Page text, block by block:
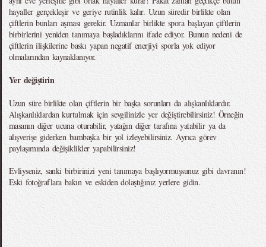
hayaller gerçekleşir ve geriye rutinlik kalır. Uzun süredir birlikte olan
çiftlerin bunları aşması gerekir. Uzmanlar birlikte spora başlayan çiftlerin
birbirlerini yeniden tanımaya başladıklarını ifade ediyor. Bunun nedeni de
çiftlerin ilişkilerine baskı yapan negatif enerjiyi sporla yok ediyor
olmalarından kaynaklanıyor.
Yer değiştirin
Uzun süre birlikte olan çiftlerin bir başka sorunları da alışkanlıklardır.
Alışkanlıklardan kurtulmak için sevgilinizle yer değiştirebilirsiniz! Örneğin
masanın diğer ucuna oturabilir, yatağın diğer tarafına yatabilir ya da
alışverişe giderken bambaşka bir yol izleyebilirsiniz. Ayrıca görev
paylaşımında değişiklikler yapabilirsiniz!
Evliyseniz, sanki birbirinizi yeni tanımaya başlıyormuşsunuz gibi davranın!
Eski fotoğraflara bakın ve eskiden dolaştığınız yerlere gidin.